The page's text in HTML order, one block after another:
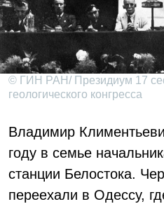
© ГИН РАН/ Президиум 17
геологического конгресса
Владимир
году в семье
станции Белостока.
переехали в Одессу,